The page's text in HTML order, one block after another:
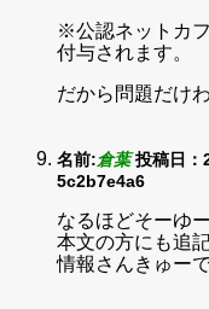
※公認ネットカ
付与されます。
だから問題だけ
名前:倉葉 投稿日
5c2b7e4a6
なるほどそーゆ
本文の方にも追
情報さんきゅー